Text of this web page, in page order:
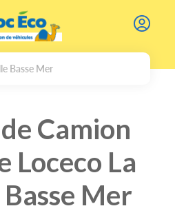
Basse Mer
Camion
Loceco La
Mer